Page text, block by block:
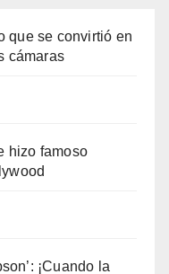
que se convirtió en
cámaras
hizo famoso
¡Cuando la